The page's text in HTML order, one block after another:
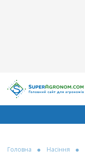
Головна Насіння